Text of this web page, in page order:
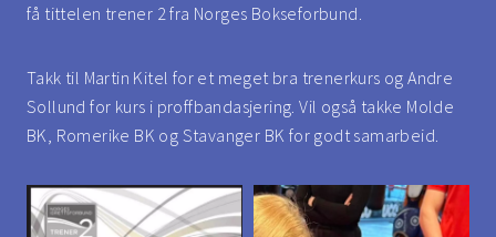
få tittelen trener 2 fra Norges Bokseforbund.
Takk til Martin Kitel for et meget bra trenerkurs og Andre
Sollund for kurs i proffbandasjering. Vil også takke Molde
BK, Romerike BK og Stavanger BK for godt samarbeid.